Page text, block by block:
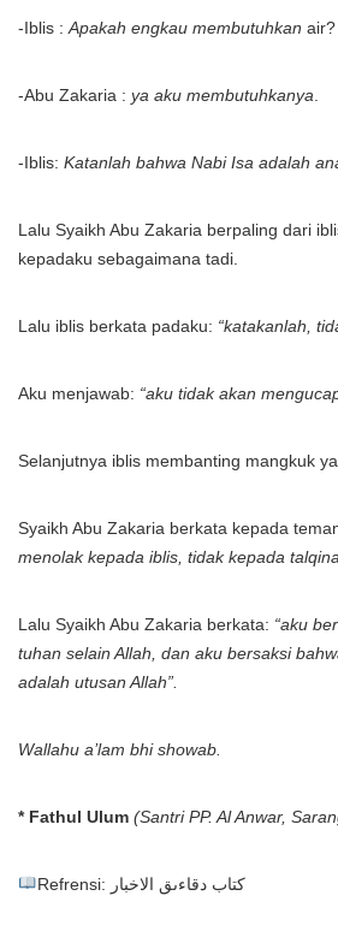
-Iblis : Apakah engkau membutuhkan air?
-Abu Zakaria : ya aku membutuhkanya
-Iblis: Katanlah bahwa Nabi Isa adalah
Lalu Syaikh Abu Zakaria berpaling dari
kepadaku sebagaimana tadi.
Lalu iblis berkata padaku: “katakanlah,
Aku menjawab: “aku tidak akan
Selanjutnya iblis membanting mangkuk
Syaikh Abu Zakaria berkata kepada
menolak kepada iblis, tidak kepada
Lalu Syaikh Abu Zakaria berkata: “aku
tuhan selain Allah, dan aku bersaksi
adalah utusan Allah”.
Wallahu a’lam bhi showab.
* Fathul Ulum (Santri PP. Al Anwar,
Refrensi: كتاب دقاءىق الاخبار